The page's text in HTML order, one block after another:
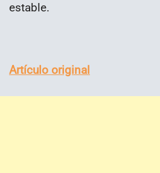
estable.
Artículo original